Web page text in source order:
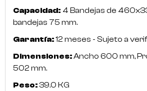
Capacidad: 4 Bandejas de
bandejas 75 mm.
Garantía:12 meses - Sujeto a
Dimensiones:Ancho 600 mm,
502 mm.
Peso:39.0 KG